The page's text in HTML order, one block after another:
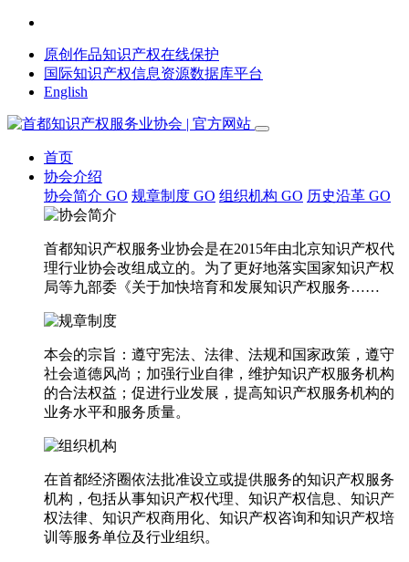
原创作品知识产权在线保护
国际知识产权信息资源数据库平台
English
首页
协会介绍
协会简介 GO 规章制度 GO 组织机构 GO 历史沿革 GO
首都知识产权服务业协会是在2015年由北京知识产权代
理行业协会改组成立的。为了更好地落实国家知识产权
局等九部委《关于加快培育和发展知识产权服务……
本会的宗旨：遵守宪法、法律、法规和国家政策，遵守
社会道德风尚；加强行业自律，维护知识产权服务机构
的合法权益；促进行业发展，提高知识产权服务机构的
业务水平和服务质量。
在首都经济圈依法批准设立或提供服务的知识产权服务
机构，包括从事知识产权代理、知识产权信息、知识产
权法律、知识产权商用化、知识产权咨询和知识产权培
训等服务单位及行业组织。